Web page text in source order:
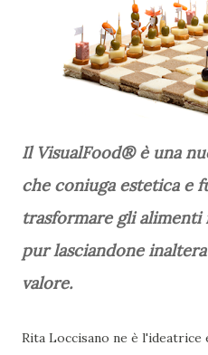
Il VisualFood® è una
che coniuga estetica e
trasformare gli alimenti
pur lasciandone
valore.
Rita Loccisano ne è